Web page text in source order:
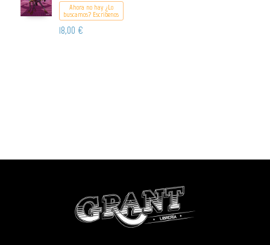
Ahora no hay ¿Lo
buscamos? Escribenos
18,00 €